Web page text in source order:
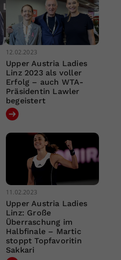
12.02.2023
Upper Austria Ladies
Linz 2023 als voller
Erfolg – auch WTA-
Präsidentin Lawler
begeistert
11.02.2023
Upper Austria Ladies
Linz: Große
Überraschung im
Halbfinale – Martic
stoppt Topfavoritin
Sakkari